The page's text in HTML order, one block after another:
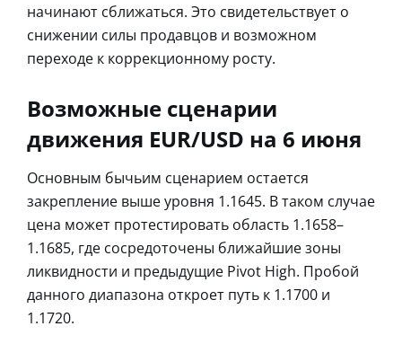
начинают сближаться. Это свидетельствует о
снижении силы продавцов и возможном
переходе к коррекционному росту.
Возможные сценарии
движения EUR/USD на 6 июня
Основным бычьим сценарием остается
закрепление выше уровня 1.1645. В таком случае
цена может протестировать область 1.1658–
1.1685, где сосредоточены ближайшие зоны
ликвидности и предыдущие Pivot High. Пробой
данного диапазона откроет путь к 1.1700 и
1.1720.